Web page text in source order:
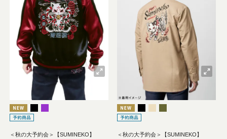
＜秋の大予約会＞【SUMINEKO】
＜秋の大予約会＞【SUMINEKO】